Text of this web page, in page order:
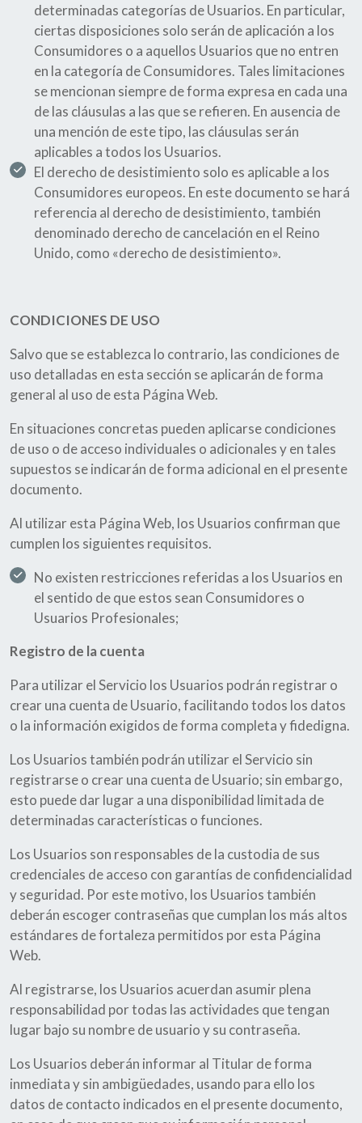
determinadas categorías de Usuarios. En particular,
ciertas disposiciones solo serán de aplicación a los
Consumidores o a aquellos Usuarios que no entren
en la categoría de Consumidores. Tales limitaciones
se mencionan siempre de forma expresa en cada una
de las cláusulas a las que se refieren. En ausencia de
una mención de este tipo, las cláusulas serán
aplicables a todos los Usuarios.
El derecho de desistimiento solo es aplicable a los
Consumidores europeos. En este documento se hará
referencia al derecho de desistimiento, también
denominado derecho de cancelación en el Reino
Unido, como «derecho de desistimiento».
CONDICIONES DE USO
Salvo que se establezca lo contrario, las condiciones de
uso detalladas en esta sección se aplicarán de forma
general al uso de esta Página Web.
En situaciones concretas pueden aplicarse condiciones
de uso o de acceso individuales o adicionales y en tales
supuestos se indicarán de forma adicional en el presente
documento.
Al utilizar esta Página Web, los Usuarios confirman que
cumplen los siguientes requisitos.
No existen restricciones referidas a los Usuarios en
el sentido de que estos sean Consumidores o
Usuarios Profesionales;
Registro de la cuenta
Para utilizar el Servicio los Usuarios podrán registrar o
crear una cuenta de Usuario, facilitando todos los datos
o la información exigidos de forma completa y fidedigna.
Los Usuarios también podrán utilizar el Servicio sin
registrarse o crear una cuenta de Usuario; sin embargo,
esto puede dar lugar a una disponibilidad limitada de
determinadas características o funciones.
Los Usuarios son responsables de la custodia de sus
credenciales de acceso con garantías de confidencialidad
y seguridad. Por este motivo, los Usuarios también
deberán escoger contraseñas que cumplan los más altos
estándares de fortaleza permitidos por esta Página
Web.
Al registrarse, los Usuarios acuerdan asumir plena
responsabilidad por todas las actividades que tengan
lugar bajo su nombre de usuario y su contraseña.
Los Usuarios deberán informar al Titular de forma
inmediata y sin ambigüedades, usando para ello los
datos de contacto indicados en el presente documento,